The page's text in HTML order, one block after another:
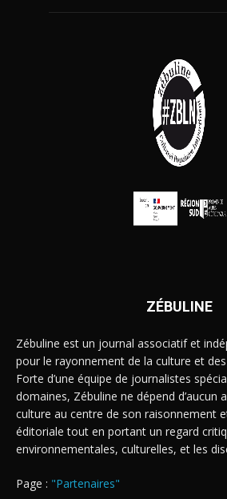
ZÉBULINE
Zébuline est un journal associatif et
pour le rayonnement de la culture et
Forte d’une équipe de journalistes
domaines, Zébuline ne dépend d’aucun
culture au centre de son raisonnement
éditoriale tout en portant un regard
environnementales, culturelles, et les
Page : "Partenaires"